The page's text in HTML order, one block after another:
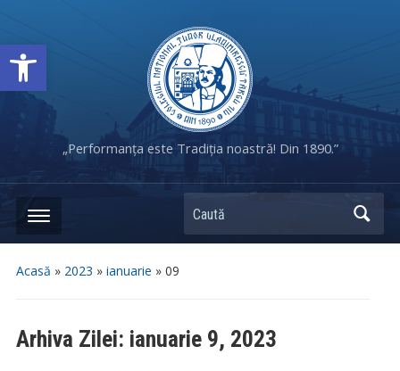
Deschide bara de unelte
„Performanța este Tradiția noastră! Din 1890.”
Caută
Acasă » 2023 » ianuarie » 09
Arhiva Zilei: ianuarie 9, 2023